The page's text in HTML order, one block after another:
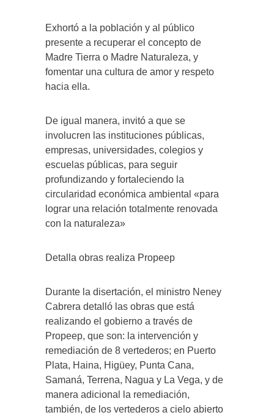
Exhortó a la población y al público
presente a recuperar el concepto de
Madre Tierra o Madre Naturaleza, y
fomentar una cultura de amor y respeto
hacia ella.
De igual manera, invitó a que se
involucren las instituciones públicas,
empresas, universidades, colegios y
escuelas públicas, para seguir
profundizando y fortaleciendo la
circularidad económica ambiental «para
lograr una relación totalmente renovada
con la naturaleza»
Detalla obras realiza Propeep
Durante la disertación, el ministro Neney
Cabrera detalló las obras que está
realizando el gobierno a través de
Propeep, que son: la intervención y
remediación de 8 vertederos; en Puerto
Plata, Haina, Higüey, Punta Cana,
Samaná, Terrena, Nagua y La Vega, y de
manera adicional la remediación,
también, de los vertederos a cielo abierto